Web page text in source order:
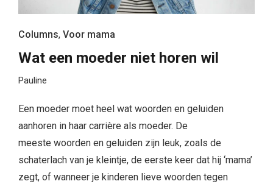
Columns, Voor mama
Wat een moeder niet horen wil
Pauline
Een moeder moet heel wat woorden en geluiden
aanhoren in haar carrière als moeder. De
meeste woorden en geluiden zijn leuk, zoals de
schaterlach van je kleintje, de eerste keer dat hij ‘mama’
zegt, of wanneer je kinderen lieve woorden tegen